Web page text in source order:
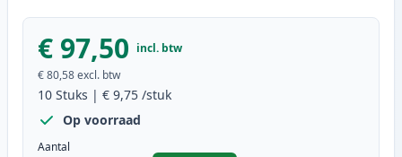
€ 97,50 incl. btw
€ 80,58excl. btw
10 Stuks | € 9,75 /stuk
Op voorraad
Aantal